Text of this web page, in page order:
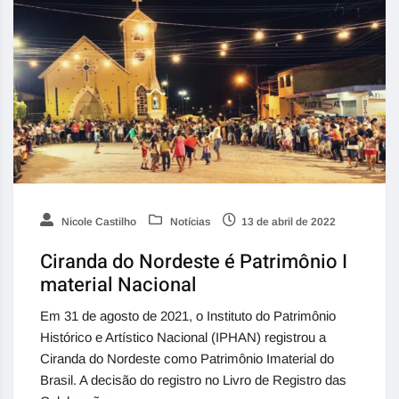
Nicole Castilho Notícias 13 de abril de 2022
Ciranda do Nordeste é Patrimônio I
material Nacional
Em 31 de agosto de 2021, o Instituto do Patrimônio
Histórico e Artístico Nacional (IPHAN) registrou a
Ciranda do Nordeste como Patrimônio Imaterial do
Brasil. A decisão do registro no Livro de Registro das